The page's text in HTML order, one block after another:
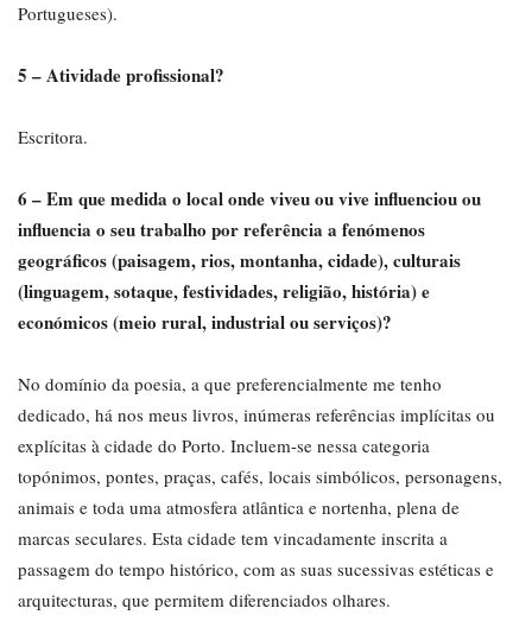
Portugueses).
5 – Atividade profissional?
Escritora.
6 – Em que medida o local onde viveu ou vive influenciou ou
influencia o seu trabalho por referência a fenómenos
geográficos (paisagem, rios, montanha, cidade), culturais
(linguagem, sotaque, festividades, religião, história) e
económicos (meio rural, industrial ou serviços)?
No domínio da poesia, a que preferencialmente me tenho
dedicado, há nos meus livros, inúmeras referências implícitas ou
explícitas à cidade do Porto. Incluem-se nessa categoria
topónimos, pontes, praças, cafés, locais simbólicos, personagens,
animais e toda uma atmosfera atlântica e nortenha, plena de
marcas seculares. Esta cidade tem vincadamente inscrita a
passagem do tempo histórico, com as suas sucessivas estéticas e
arquitecturas, que permitem diferenciados olhares.